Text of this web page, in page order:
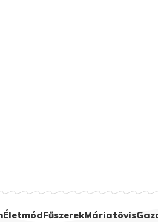
ÉletmódFűszerekMáriatövis